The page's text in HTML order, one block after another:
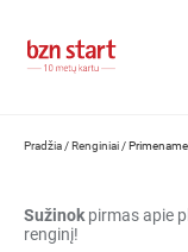
Pradžia /Renginiai /
Sužinok pirmas apie
renginį!